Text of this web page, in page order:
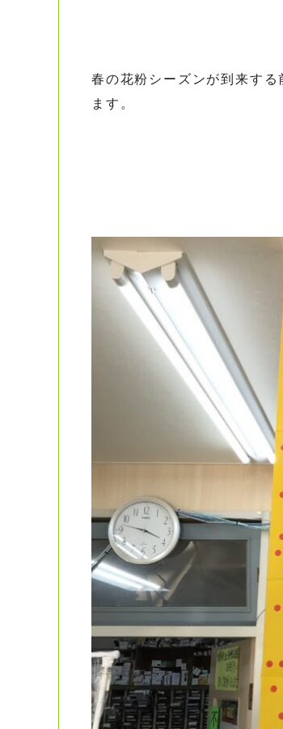
春の花粉シーズンが到来す
ます。